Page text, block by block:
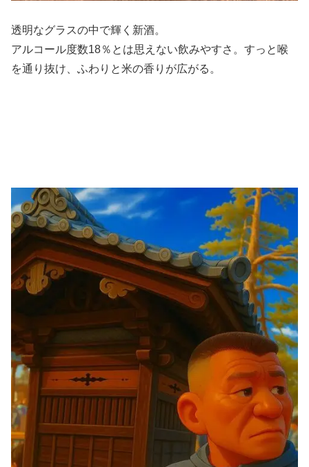
透明なグラスの中で輝く新酒。
アルコール度数18％とは思えない飲みやすさ。すっと喉
を通り抜け、ふわりと米の香りが広がる。